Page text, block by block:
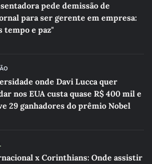
pede demissão de
para ser gerente em empresa:
tempo e paz"
onde Davi Lucca quer
nos EUA custa quase R$ 400 mil e
29 ganhadores do prêmio Nobel
x Corinthians: Onde assistir